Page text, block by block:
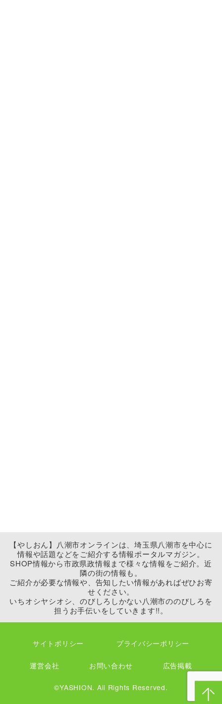
【やしおん】八潮市オンラインは、埼玉県八潮市を中心に
情報や話題などをご紹介する情報ポータルマガジン。
SHOP情報から市政県政情報まで様々な情報をご紹介。近
隣の街の情報も。
ご紹介が必要な情報や、告知したい情報があればぜひお寄
せください。
いちオシヤシオシ、のびしろしかない八潮市ののびしろを
担うお手伝いをしていきます!!。
サイトポリシー プライバシーポリシー
運営会社 お問い合わせ 広告掲載
©YASHION. All Rights Reserved.